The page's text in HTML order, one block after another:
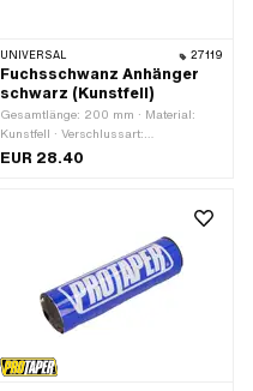
UNIVERSAL 27119
Fuchsschwanz Anhänger
schwarz (Kunstfell)
Gesamtlänge: 200 mm · Material:
Kunstfell · Verschlussart:
Karabinerhaken
EUR 28.40